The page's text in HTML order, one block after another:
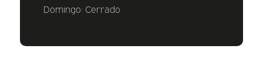
Domingo: Cerrado